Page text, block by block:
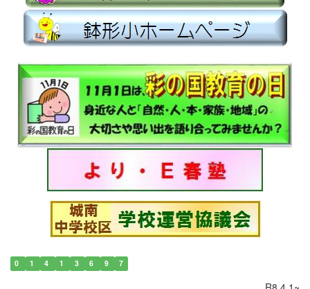
0 1 4 1 3 6 9 7